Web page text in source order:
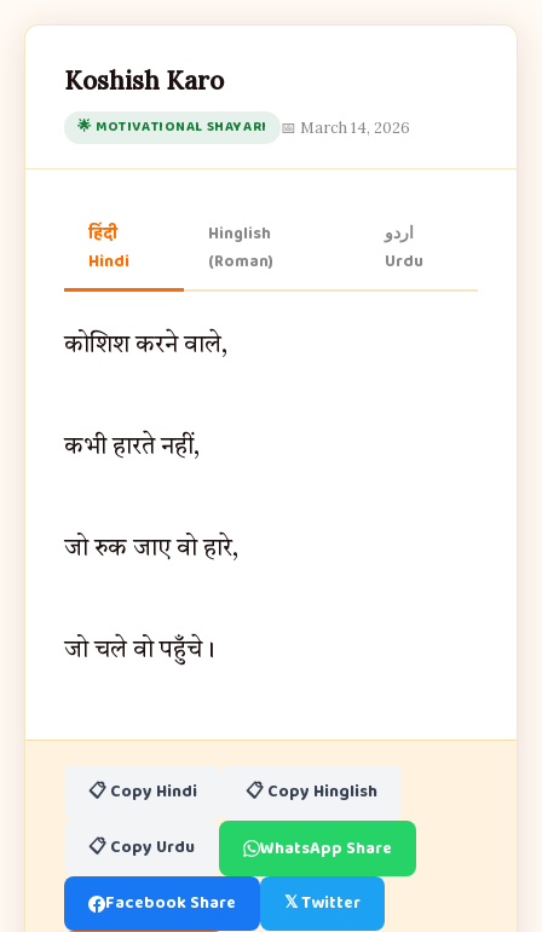
Koshish Karo
🌟 MOTIVATIONAL SHAYARI 📅 March 14, 2026
हिंदी
Hindi
Hinglish
(Roman)
اردو
Urdu
कोशिश करने वाले,
कभी हारते नहीं,
जो रुक जाए वो हारे,
जो चले वो पहुँचे।
📋 Copy Hindi 📋 Copy Hinglish
📋 Copy Urdu WhatsApp Share
Facebook Share 𝕏 Twitter